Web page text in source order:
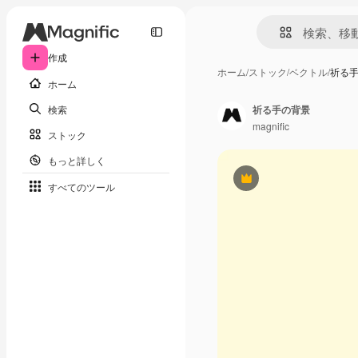
作成
ホーム
検索
ストック
もっと詳しく
すべてのツール
ホーム/ストック/ベクトル/祈る
Premium
祈る手の背景
magnific